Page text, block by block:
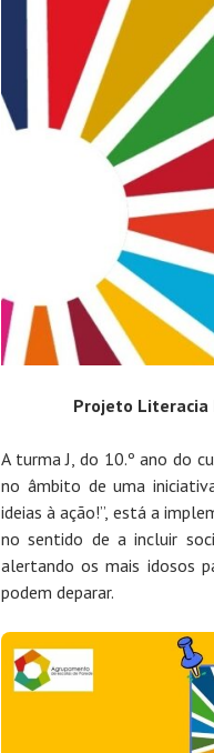
Projeto Literacia
A turma J, do 10.º ano do
no âmbito de uma
ideias à ação!”, está a
no sentido de a incluir
alertando os mais idosos
podem deparar.